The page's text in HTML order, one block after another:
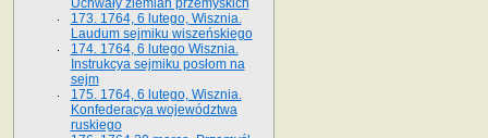
Uchwały ziemian przemyskich
173. 1764, 6 lutego, Wisznia.
Laudum sejmiku wiszeńskiego
174. 1764, 6 lutego Wisznia.
Instrukcya sejmiku posłom na
sejm
175. 1764, 6 lutego, Wisznia.
Konfederacya województwa
ruskiego